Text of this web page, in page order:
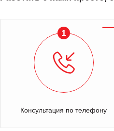
1
Консультация по телефону